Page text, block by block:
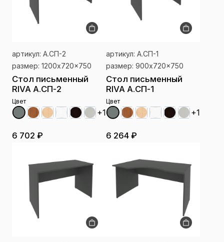
артикул: А.СП-2
размер: 1200x720x750
Стол письменный
RIVA А.СП-2
Цвет
+1
6 702 ₽
артикул: А.СП-1
размер: 900x720x750
Стол письменный
RIVA А.СП-1
Цвет
+1
6 264 ₽